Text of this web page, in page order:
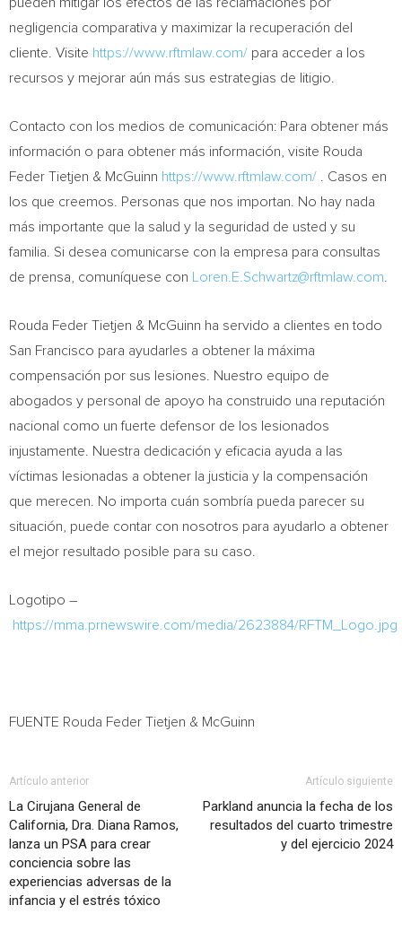
negligencia comparativa y maximizar la recuperación del
cliente. Visite https://www.rftmlaw.com/ para acceder a los
recursos y mejorar aún más sus estrategias de litigio.
Contacto con los medios de comunicación: Para obtener más
información o para obtener más información, visite Rouda
Feder Tietjen & McGuinn https://www.rftmlaw.com/
. Casos en
los que creemos. Personas que nos importan. No hay nada
más importante que la salud y la seguridad de usted y su
familia. Si desea comunicarse con la empresa para consultas
de prensa, comuníquese con
Loren.E.Schwartz@rftmlaw.com
Rouda Feder Tietjen & McGuinn ha servido a clientes en todo
San Francisco para ayudarles a obtener la máxima
compensación por sus lesiones.
Nuestro equipo de
abogados y personal de apoyo ha construido una reputación
nacional como un fuerte defensor de los lesionados
injustamente. Nuestra dedicación y eficacia ayuda a las
víctimas lesionadas a obtener la justicia y la compensación
que merecen. No importa cuán sombría pueda parecer su
situación, puede contar con nosotros para ayudarlo a obtener
el mejor resultado posible para su caso.
Logotipo –
https://mma.prnewswire.com/media/2623884/RFTM_Logo.jpg
FUENTE Rouda Feder Tietjen & McGuinn
Artículo anterior
La Cirujana General de
California, Dra. Diana Ramos,
lanza un PSA para crear
conciencia sobre las
experiencias adversas de la
infancia y el estrés tóxico
Artículo siguiente
Parkland anuncia la fecha de los
resultados del cuarto trimestre
y del ejercicio 2024